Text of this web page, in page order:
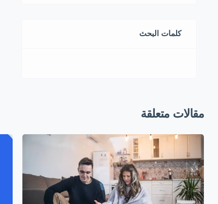
كلمات البحث
مقالات متعلقة